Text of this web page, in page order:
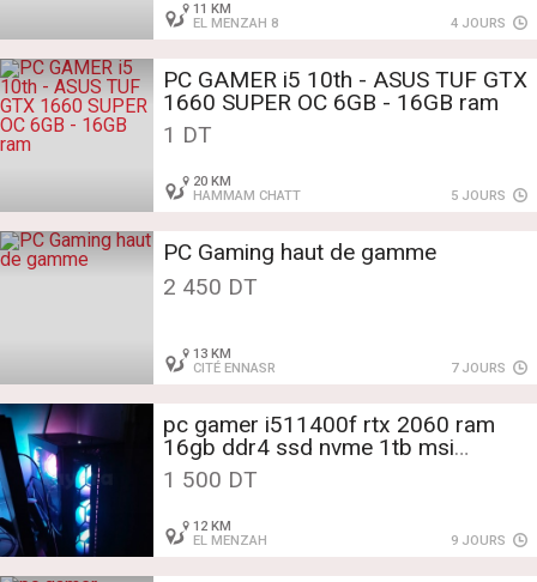
11 KM
EL MENZAH 8
4 JOURS
PC GAMER i5 10th - ASUS TUF GTX
1660 SUPER OC 6GB - 16GB ram
1 DT
20 KM
HAMMAM CHATT
5 JOURS
PC Gaming haut de gamme
2 450 DT
13 KM
CITÉ ENNASR
7 JOURS
pc gamer i511400f rtx 2060 ram
16gb ddr4 ssd nvme 1tb msi
spantium M371 boitier msi gungnir
110r PSU xigmatek 500w 80 plus
1 500 DT
12 KM
EL MENZAH
9 JOURS